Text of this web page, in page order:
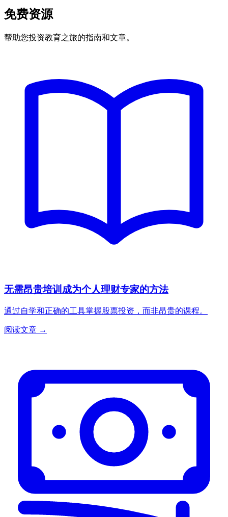
免费资源
帮助您投资教育之旅的指南和文章。
无需昂贵培训成为个人理财专家的方法
通过自学和正确的工具掌握股票投资，而非昂贵的课程。
阅读文章 →